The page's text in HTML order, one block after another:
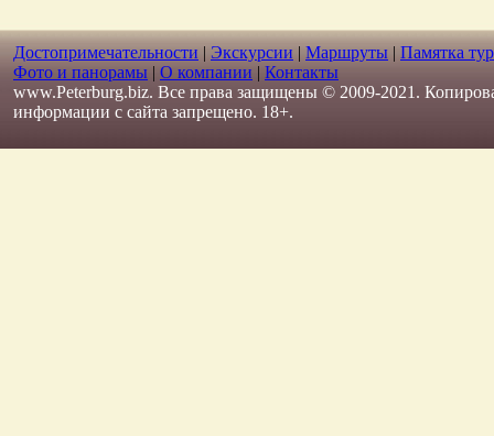
Достопримечательности | Экскурсии | Маршруты | Памятка
Фото и панорамы | О компании | Контакты
www.Peterburg.biz. Все права защищены © 2009-2021.
информации с сайта запрещено. 18+.